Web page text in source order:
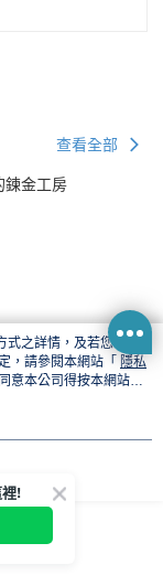
查看全部
鍊金工房
之詳情，及若您不希
，請參閱本網站「 隱私
意本公司得按本網站使
!